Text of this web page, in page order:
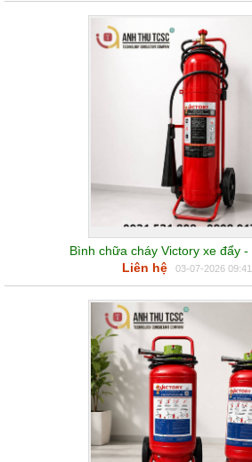
Bình chữa cháy Victory xe đẩy
Liên hệ
03-07-2026